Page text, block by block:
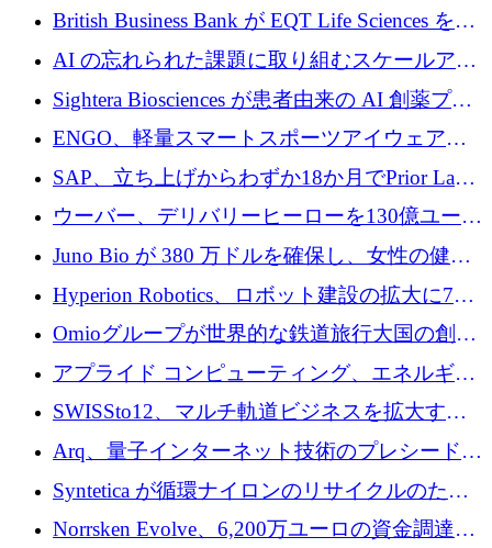
ウーバーはデリバリー・ヒーローを130億ユー
銀行を立ち上げる
British Business Bank が EQT Life Sciences を
2,500 万ユーロのコミットメントで支援
AI の忘れられた課題に取り組むスケールアッ
プを実現: カメラロール
Sightera Biosciences が患者由来の AI 創薬プラ
ットフォームを拡大するために 300 万ユーロ
のプレシードをクローズ
ENGO、軽量スマートスポーツアイウェアの
進歩のために510万ユーロを調達
SAP、立ち上げからわずか18か月でPrior Labs
を10億ユーロ以上の契約で買収
ウーバー、デリバリーヒーローを130億ユーロ
の契約で買収、99か国にまたがるプラットフ
ォームを構築
Juno Bio が 380 万ドルを確保し、女性の健康
専用の初のシーケンスラボを開設
Hyperion Robotics、ロボット建設の拡大に740
万ドルを確保
Omioグループが世界的な鉄道旅行大国の創設
を目指してRail Europeを買収
アプライド コンピューティング、エネルギー
向け基盤 AI の拡張に 2,000 万ドルを調達
SWISSto12、マルチ軌道ビジネスを拡大する
ためにシリーズCで7,000万ドルを調達
Arq、量子インターネット技術のプレシードと
して140万ドルを確保
Syntetica が循環ナイロンのリサイクルのため
にシリーズ A で 3,000 万ドルを調達
Norrsken Evolve、6,200万ユーロの資金調達